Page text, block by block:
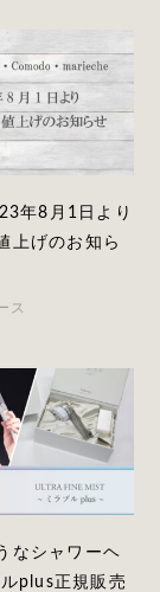
年8月1日より
上げのお知ら
ス
なシャワーヘ
plus正規販売